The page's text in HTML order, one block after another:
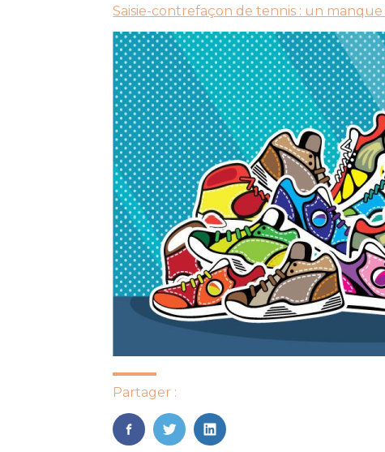
Saisie-contrefaçon de tennis : un
Partager :
FaceBook
TwitterLinkedIn